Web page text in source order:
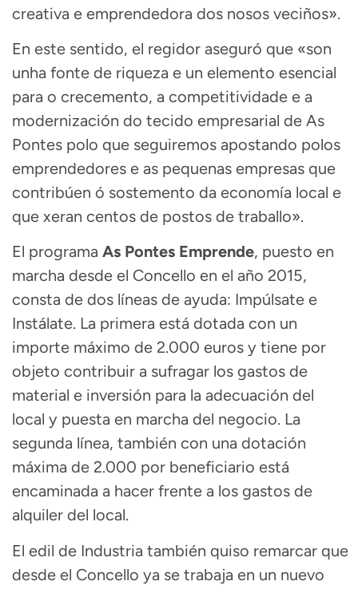
creativa e emprendedora dos nosos veciños».
En este sentido, el regidor aseguró que «son
unha fonte de riqueza e un elemento esencial
para o crecemento, a competitividade e a
modernización do tecido empresarial de As
Pontes polo que seguiremos apostando polos
emprendedores e as pequenas empresas que
contribúen ó sostemento da economía local e
que xeran centos de postos de traballo».
El programa As Pontes Emprende, puesto en
marcha desde el Concello en el año 2015,
consta de dos líneas de ayuda: Impúlsate e
Instálate. La primera está dotada con un
importe máximo de 2.000 euros y tiene por
objeto contribuir a sufragar los gastos de
material e inversión para la adecuación del
local y puesta en marcha del negocio. La
segunda línea, también con una dotación
máxima de 2.000 por beneficiario está
encaminada a hacer frente a los gastos de
alquiler del local.
El edil de Industria también quiso remarcar que
desde el Concello ya se trabaja en un nuevo